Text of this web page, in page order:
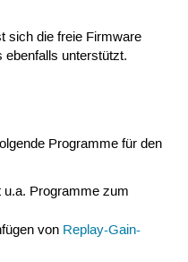
sich die freie Firmware
ebenfalls unterstützt.
Programme für den
u.a. Programme zum
von Replay-Gain-